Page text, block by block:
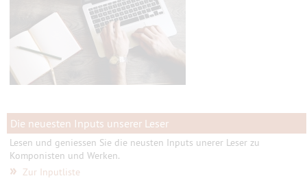
Die neuesten Inputs unserer Leser
Lesen und geniessen Sie die neusten Inputs unerer Leser zu
Komponisten und Werken.
» Zur Inputliste